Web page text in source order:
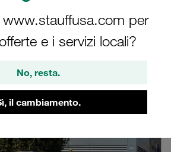
www.stauffusa.com per
e i servizi locali?
No, resta.
il cambiamento.